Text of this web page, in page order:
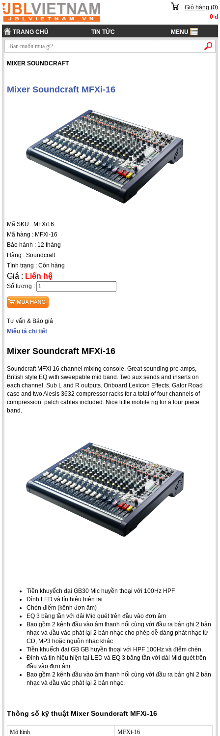
Giỏ hàng (0)
0đ
TRANG CHỦ TIN TỨC MENU
MIXER SOUNDCRAFT
Mixer Soundcraft MFXi-16
Mã SKU : MFXi16
Mã hàng : MFXi-16
Bảo hành : 12 tháng
Hãng : Soundcraft
Tình trạng : Còn hàng
Giá : Liên hệ
Số lương :
Tư vấn & Báo giá
Miêu tả chi tiết
Mixer Soundcraft MFXi-16
Soundcraft MFXi 16 channel mixing console. Great sounding pre amps,
British style EQ with sweepable mid band. Two aux sends and inserts on
each channel. Sub L and R outputs. Onboard Lexicon Effects. Gator Road
case and two Alesis 3632 compressor racks for a total of four channels of
compression. patch cables included. Nice little mobile rig for a four piece
band.
Tiền khuyếch đại GB30 Mic huyền thoại với 100Hz HPF
Đỉnh LED và tín hiệu hiện tại
Chèn điểm (kênh đơn âm)
EQ 3 băng tần với dải Mid quét trên đầu vào đơn âm
Bao gồm 2 kênh đầu vào âm thanh nổi cùng với đầu ra bản ghi 2 bản
nhạc và đầu vào phát lại 2 bản nhạc cho phép dễ dàng phát nhạc từ
CD, MP3 hoặc nguồn nhạc khác
Tiền khuếch đại GB GB huyền thoại với HPF 100Hz và điểm chèn.
Đỉnh và tín hiệu hiện tại LED và EQ 3 băng tần với dải Mid quét trên
đầu vào đơn âm.
Bao gồm 2 kênh đầu vào âm thanh nổi cùng với đầu ra bản ghi 2 bản
nhạc và đầu vào phát lại 2 bản nhạc.
Thông số kỹ thuật Mixer Soundcraft MFXi-16
Mô hình
MFXi-16